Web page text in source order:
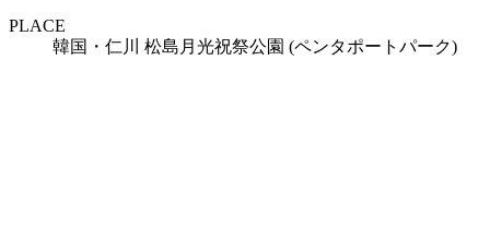
PLACE
韓国・仁川 松島月光祝祭公園 (ペンタポートパーク)